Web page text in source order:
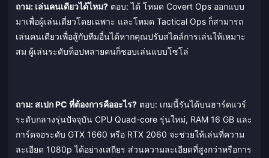
ถาม: เล่นคนเดียวได้ไหม? ตอบ: ได้ โหมด Covert Ops ออกแบบ
มาเพื่อผู้เล่นเดี่ยวโดยเฉพาะ และโหมด Tactical Ops ก็สามารถ
เล่นคนเดียวเพื่อสู้กับทีมอื่นได้หากคุณปรับสไตล์การเล่นให้เหมาะ
สม ผู้เล่นระดับท็อปหลายคนก็ชอบเล่นแบบโซโล่
ถาม: สเปก PC ที่ต้องการคืออะไร? ตอบ: เกมนี้รันได้บนฮาร์ดแวร์
ระดับกลางรุ่นปัจจุบัน CPU Quad-core รุ่นใหม่, RAM 16 GB และ
การ์ดจอระดับ GTX 1660 หรือ RTX 2060 จะช่วยให้เล่นที่ความ
ละเอียด 1080p ได้อย่างเสถียร ส่วนความละเอียดที่สูงกว่าหรือการ